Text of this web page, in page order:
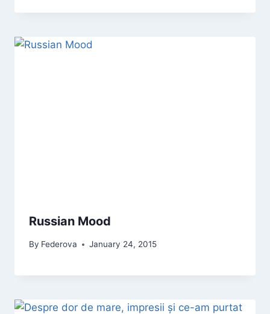
Russian Mood
By Federova January 24, 2015